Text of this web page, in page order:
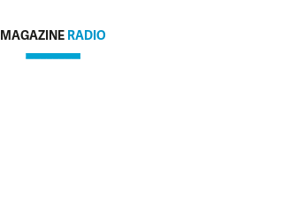
MAGAZINE RADIO